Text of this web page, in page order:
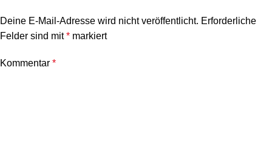
Deine E-Mail-Adresse wird nicht veröffentlicht. Erforderliche
Felder sind mit* markiert
Kommentar *